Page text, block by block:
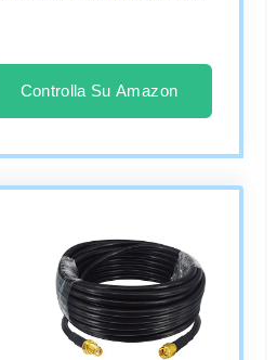
Controlla Su Amazon